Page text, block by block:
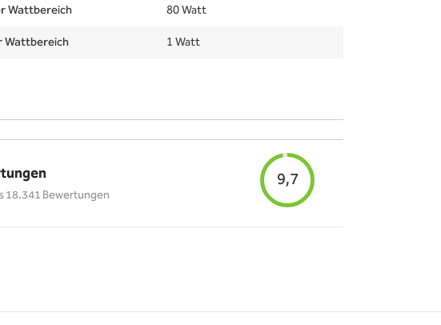
Wattbereich
80 Watt
Wattbereich
1 Watt
18.341 Bewertungen
9,7